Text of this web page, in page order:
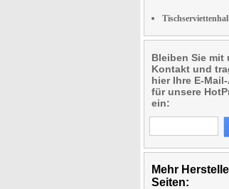
Bleiben Sie mit
Kontakt und
hier Ihre E-
für unsere
ein:
Mehr
Seiten: